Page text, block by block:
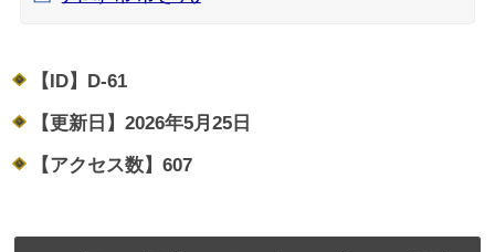
【ID】 D-61
【更新日】 2026年5月25日
【アクセス数】 607